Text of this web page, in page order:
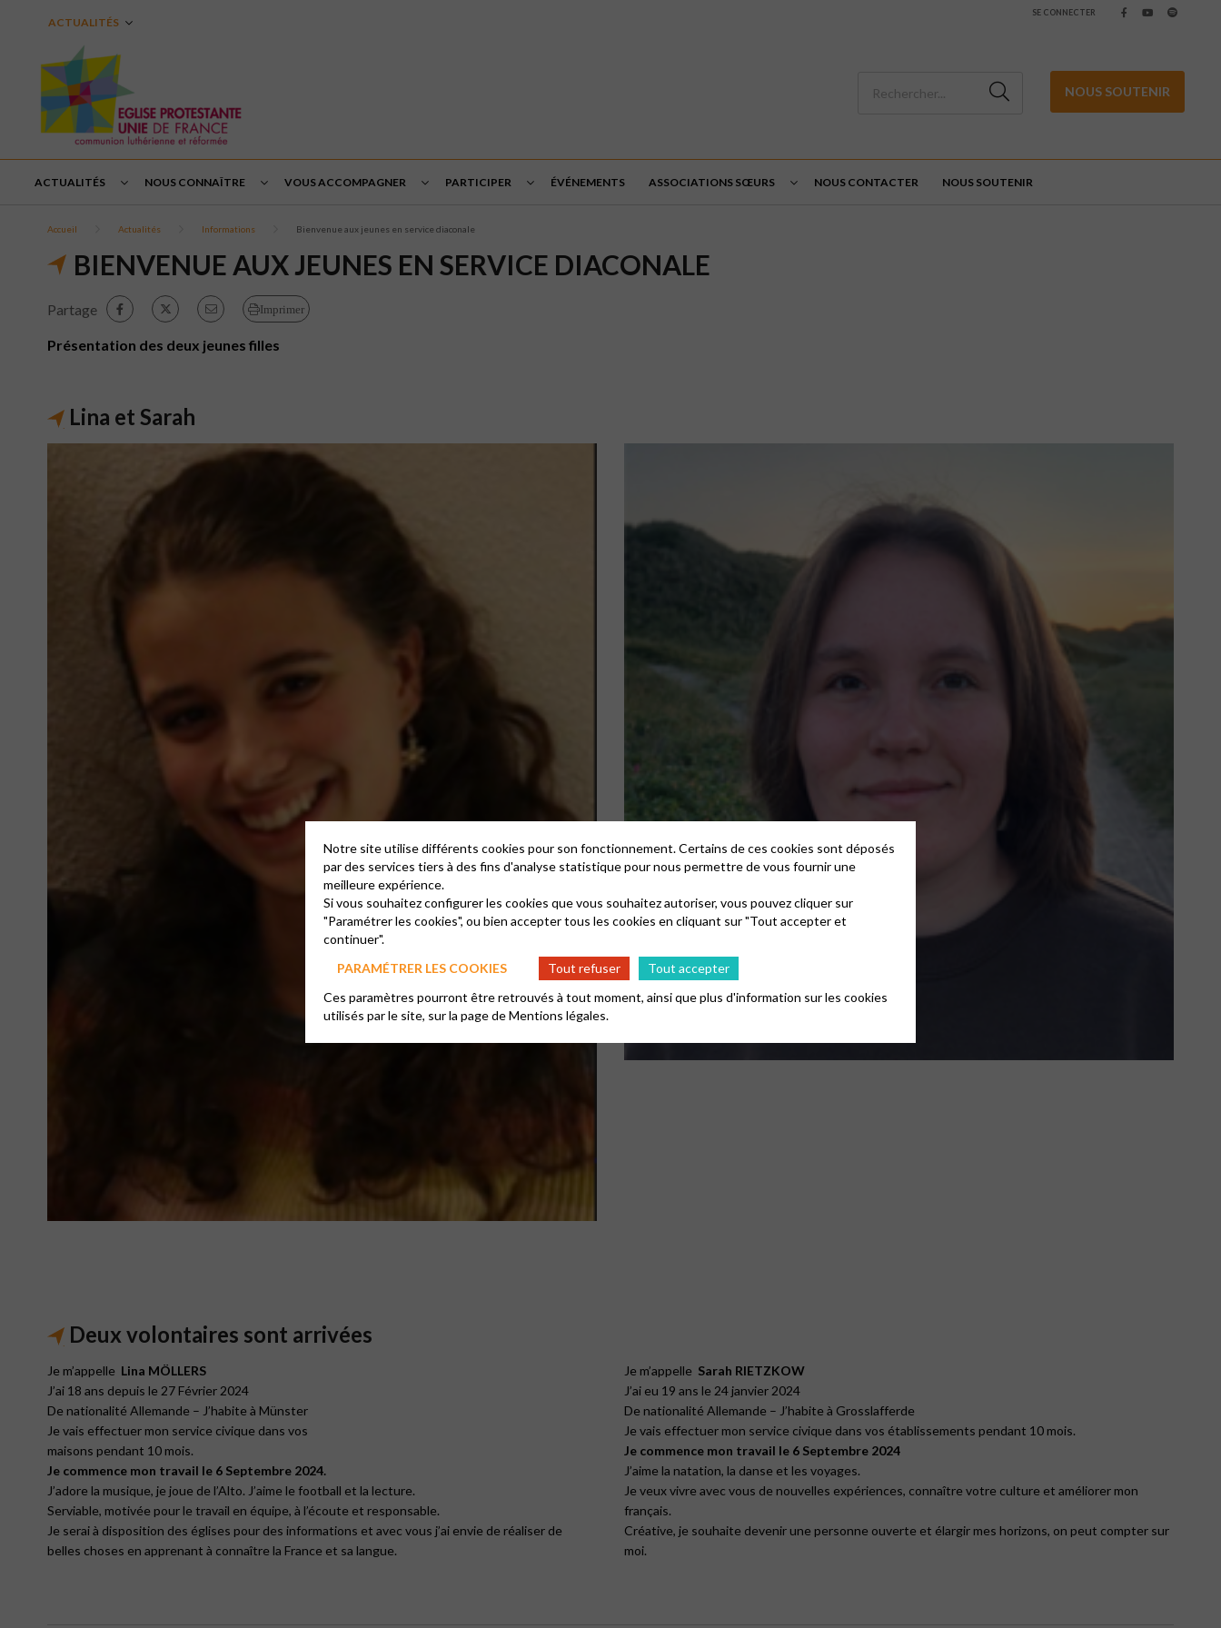
ACTUALITÉS
SE CONNECTER
NOUS SOUTENIR
ACTUALITÉS NOUS CONNAÎTRE VOUS ACCOMPAGNER PARTICIPER ÉVÉNEMENTS ASSOCIATIONS SŒURS NOUS CONTACTER NOUS SOUTENIR
Accueil Actualités Informations Bienvenue aux jeunes en service diaconale
BIENVENUE AUX JEUNES EN SERVICE DIACONALE
Partage Imprimer
Présentation des deux jeunes filles
Lina et Sarah
Deux volontaires sont arrivées
Je m’appelle Lina MÖLLERS
J’ai 18 ans depuis le 27 Février 2024
De nationalité Allemande – J’habite à Münster
Je vais effectuer mon service civique dans vos
maisons pendant 10 mois.
Je commence mon travail le 6 Septembre 2024.
J’adore la musique, je joue de l’Alto. J’aime le football et la lecture.
Serviable, motivée pour le travail en équipe, à l’écoute et responsable.
Je serai à disposition des églises pour des informations et avec vous j’ai envie de réaliser de
belles choses en apprenant à connaître la France et sa langue.
Je m’appelle Sarah RIETZKOW
J’ai eu 19 ans le 24 janvier 2024
De nationalité Allemande – J’habite à Grosslafferde
Je vais effectuer mon service civique dans vos établissements pendant 10 mois.
Je commence mon travail le 6 Septembre 2024
J’aime la natation, la danse et les voyages.
Je veux vivre avec vous de nouvelles expériences, connaître votre culture et améliorer mon
français.
Créative, je souhaite devenir une personne ouverte et élargir mes horizons, on peut compter sur
moi.
Notre site utilise différents cookies pour son fonctionnement. Certains de ces cookies sont déposés
par des services tiers à des fins d'analyse statistique pour nous permettre de vous fournir une
meilleure expérience.
Si vous souhaitez configurer les cookies que vous souhaitez autoriser, vous pouvez cliquer sur
"Paramétrer les cookies", ou bien accepter tous les cookies en cliquant sur "Tout accepter et
continuer".
PARAMÉTRER LES COOKIES
Tout refuser
Tout accepter
Ces paramètres pourront être retrouvés à tout moment, ainsi que plus d'information sur les cookies
utilisés par le site, sur la page deMentions légales.